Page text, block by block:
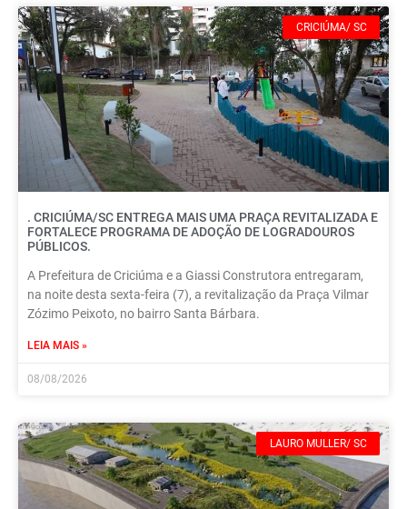
CRICIÚMA/ SC
. CRICIÚMA/SC ENTREGA MAIS UMA PRAÇA REVITALIZADA E
FORTALECE PROGRAMA DE ADOÇÃO DE LOGRADOUROS
PÚBLICOS.
A Prefeitura de Criciúma e a Giassi Construtora entregaram,
na noite desta sexta-feira (7), a revitalização da Praça Vilmar
Zózimo Peixoto, no bairro Santa Bárbara.
LEIA MAIS »
08/08/2026
LAURO MULLER/ SC